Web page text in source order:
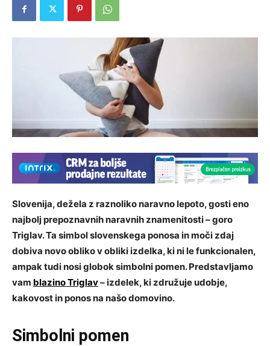
Slovenija, dežela z raznoliko naravno lepoto, gosti eno
najbolj prepoznavnih naravnih znamenitosti – goro
Triglav. Ta simbol slovenskega ponosa in moči zdaj
dobiva novo obliko v obliki izdelka, ki ni le funkcionalen,
ampak tudi nosi globok simbolni pomen. Predstavljamo
vam blazino Triglav– izdelek, ki združuje udobje,
kakovost in ponos na našo domovino.
Simbolni pomen